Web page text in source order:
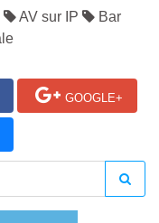
AV sur IP
Bar
GOOGLE+